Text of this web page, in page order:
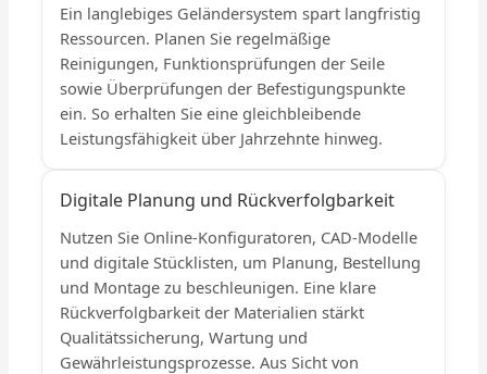
Ein langlebiges Geländersystem spart langfristig
Ressourcen. Planen Sie regelmäßige
Reinigungen, Funktionsprüfungen der Seile
sowie Überprüfungen der Befestigungspunkte
ein. So erhalten Sie eine gleichbleibende
Leistungsfähigkeit über Jahrzehnte hinweg.
Digitale Planung und Rückverfolgbarkeit
Nutzen Sie Online-Konfiguratoren, CAD-Modelle
und digitale Stücklisten, um Planung, Bestellung
und Montage zu beschleunigen. Eine klare
Rückverfolgbarkeit der Materialien stärkt
Qualitätssicherung, Wartung und
Gewährleistungsprozesse. Aus Sicht von